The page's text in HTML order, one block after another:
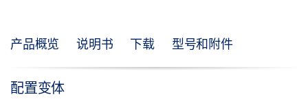
产品概览 说明书 下载 型号和附件
配置变体